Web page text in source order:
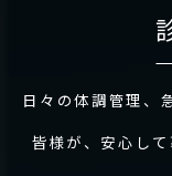
日々の体調管理、
皆様が、安心し